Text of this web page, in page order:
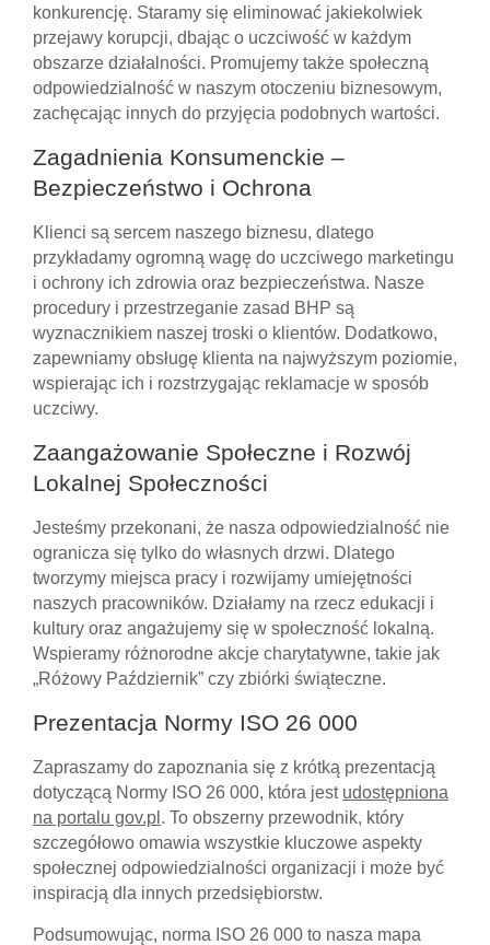
konkurencję. Staramy się eliminować jakiekolwiek
przejawy korupcji, dbając o uczciwość w każdym
obszarze działalności. Promujemy także społeczną
odpowiedzialność w naszym otoczeniu biznesowym,
zachęcając innych do przyjęcia podobnych wartości.
Zagadnienia Konsumenckie –
Bezpieczeństwo i Ochrona
Klienci są sercem naszego biznesu, dlatego
przykładamy ogromną wagę do uczciwego marketingu
i ochrony ich zdrowia oraz bezpieczeństwa. Nasze
procedury i przestrzeganie zasad BHP są
wyznacznikiem naszej troski o klientów. Dodatkowo,
zapewniamy obsługę klienta na najwyższym poziomie,
wspierając ich i rozstrzygając reklamacje w sposób
uczciwy.
Zaangażowanie Społeczne i Rozwój
Lokalnej Społeczności
Jesteśmy przekonani, że nasza odpowiedzialność nie
ogranicza się tylko do własnych drzwi. Dlatego
tworzymy miejsca pracy i rozwijamy umiejętności
naszych pracowników. Działamy na rzecz edukacji i
kultury oraz angażujemy się w społeczność lokalną.
Wspieramy różnorodne akcje charytatywne, takie jak
„Różowy Październik” czy zbiórki świąteczne.
Prezentacja Normy ISO 26 000
Zapraszamy do zapoznania się z krótką prezentacją
dotyczącą Normy ISO 26 000, która jest udostępniona
na portalu gov.pl . To obszerny przewodnik, który
szczegółowo omawia wszystkie kluczowe aspekty
społecznej odpowiedzialności organizacji i może być
inspiracją dla innych przedsiębiorstw.
Podsumowując, norma ISO 26 000 to nasza mapa